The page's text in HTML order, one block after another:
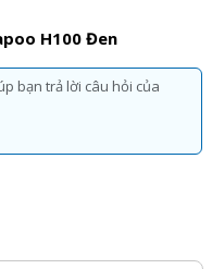
H100 Đen